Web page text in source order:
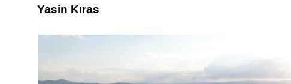
Yasin Kıras